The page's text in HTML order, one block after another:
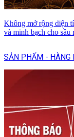
Không mở rộng diện
và minh bạch cho sầu
SẢN PHẨM - HÀNG